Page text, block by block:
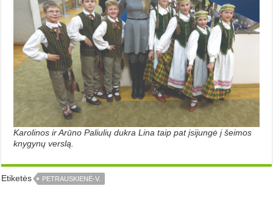
Karolinos ir Arūno Paliulių dukra Lina taip pat įsijungė į šeimos
knygynų verslą.
Etiketės PETRAUSKIENĖ-V.